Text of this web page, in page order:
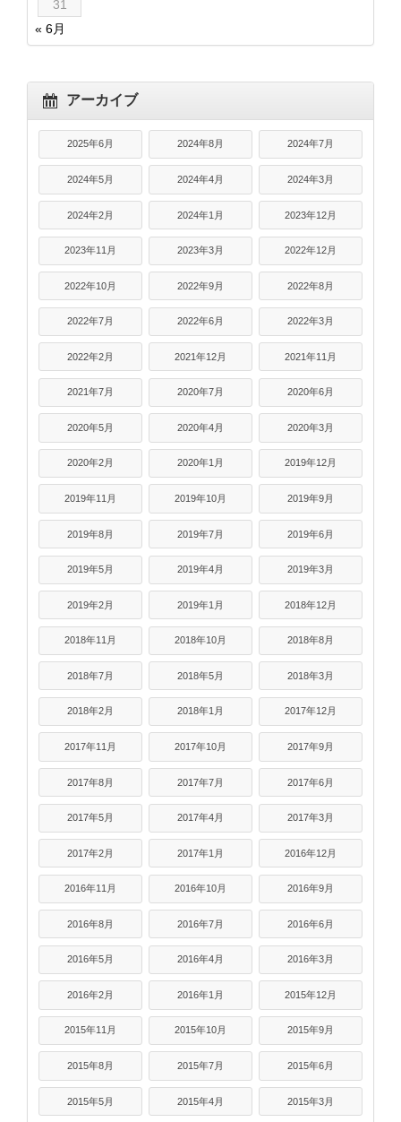
31
« 6月
アーカイブ
2025年6月 2024年8月 2024年7月
2024年5月 2024年4月 2024年3月
2024年2月 2024年1月 2023年12月
2023年11月 2023年3月 2022年12月
2022年10月 2022年9月 2022年8月
2022年7月 2022年6月 2022年3月
2022年2月 2021年12月 2021年11月
2021年7月 2020年7月 2020年6月
2020年5月 2020年4月 2020年3月
2020年2月 2020年1月 2019年12月
2019年11月 2019年10月 2019年9月
2019年8月 2019年7月 2019年6月
2019年5月 2019年4月 2019年3月
2019年2月 2019年1月 2018年12月
2018年11月 2018年10月 2018年8月
2018年7月 2018年5月 2018年3月
2018年2月 2018年1月 2017年12月
2017年11月 2017年10月 2017年9月
2017年8月 2017年7月 2017年6月
2017年5月 2017年4月 2017年3月
2017年2月 2017年1月 2016年12月
2016年11月 2016年10月 2016年9月
2016年8月 2016年7月 2016年6月
2016年5月 2016年4月 2016年3月
2016年2月 2016年1月 2015年12月
2015年11月 2015年10月 2015年9月
2015年8月 2015年7月 2015年6月
2015年5月 2015年4月 2015年3月